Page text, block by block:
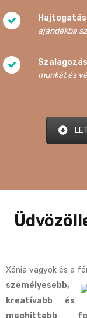
ajándékba
munkát és
Xénia vagyok és a
személyesebb,
kreatívabb és
meghittebb